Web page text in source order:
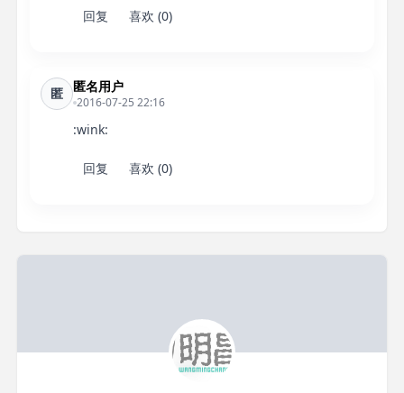
回复 喜欢 (0)
匿 匿名用户
2016-07-25 22:16
:wink:
回复 喜欢 (0)